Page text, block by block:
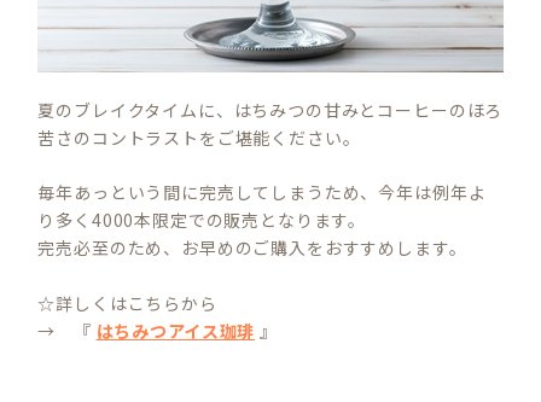
夏のブレイクタイムに、はちみつの甘みとコーヒーのほろ
苦さのコントラストをご堪能ください。
毎年あっという間に完売してしまうため、今年は例年よ
り多く4000本限定での販売となります。
完売必至のため、お早めのご購入をおすすめします。
☆詳しくはこちらから
→ 『 はちみつアイス珈琲 』